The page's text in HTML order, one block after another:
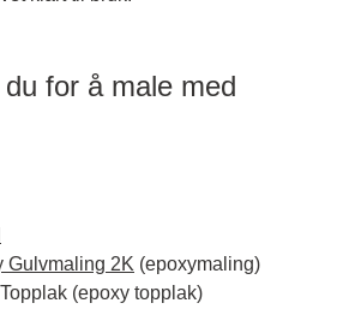
for å male med
Gulvmaling 2K (epoxymaling)
(epoxy topplak)